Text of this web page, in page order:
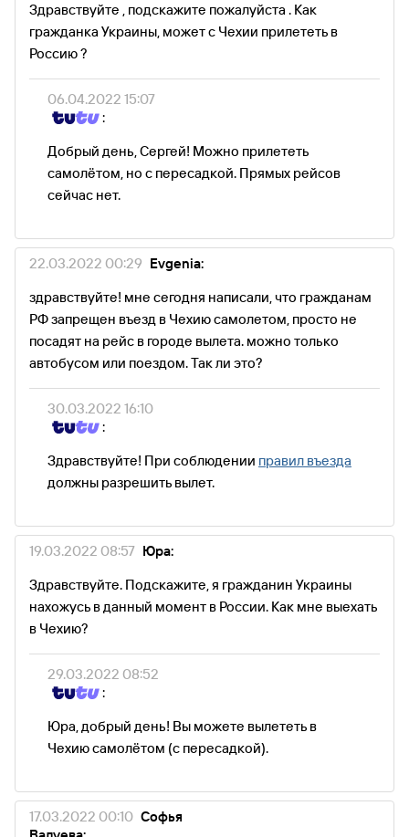
Здравствуйте , подскажите пожалуйста . Как
гражданка Украины, может с Чехии прилететь в
Россию ?
06.04.2022 15:07
:
Добрый день, Сергей! Можно прилететь
самолётом, но с пересадкой. Прямых рейсов
сейчас нет.
22.03.2022 00:29 Evgenia:
здравствуйте! мне сегодня написали, что гражданам
РФ запрещен въезд в Чехию самолетом, просто не
посадят на рейс в городе вылета. можно только
автобусом или поездом. Так ли это?
30.03.2022 16:10
:
Здравствуйте! При соблюдении правил въезда
должны разрешить вылет.
19.03.2022 08:57 Юра:
Здравствуйте. Подскажите, я гражданин Украины
нахожусь в данный момент в России. Как мне выехать
в Чехию?
29.03.2022 08:52
:
Юра, добрый день! Вы можете вылететь в
Чехию самолётом (с пересадкой).
17.03.2022 00:10 Софья